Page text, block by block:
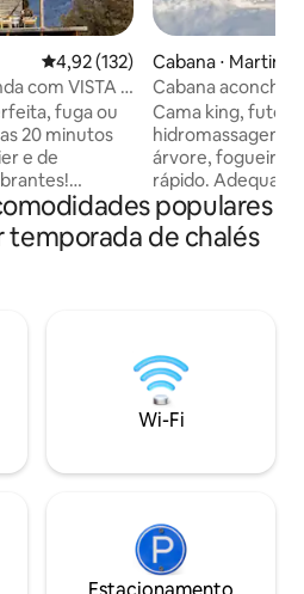
4,92 de uma avaliação média de
4,92 (132)
com VISTA e
em Glacier
fuga ou
20 minutos
e de
de volta à vida.
com vista
cavalos,
e de
quando
aluguel da
adicionais de
Hill
Cabana ⋅ Martin
Cabana
Glacier Park com
hidromassagem!
Cama king, futon,
hidromassagem,
árvore, fogueira,
rápido.
para casais ou
procuram o
Montana perto de
desfrute de
estrelas da
De propriedade e
moradores locais
você está
populares
temporada de chalés
Wi-Fi